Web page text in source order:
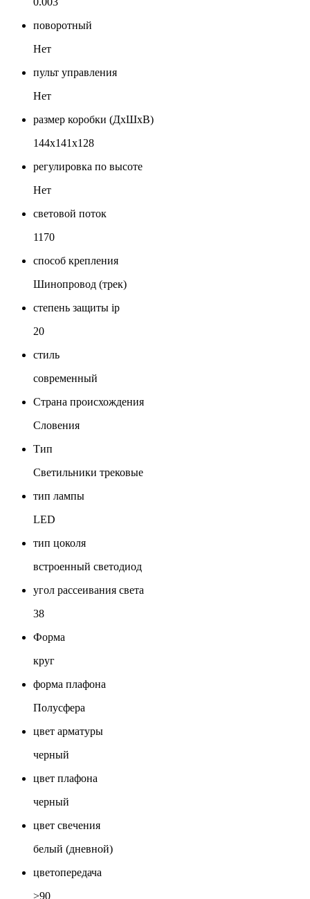
поворотный
Нет
пульт управления
Нет
размер коробки (ДхШхВ)
144х141х128
регулировка по высоте
Нет
световой поток
1170
способ крепления
Шинопровод (трек)
степень защиты ip
20
стиль
современный
Страна происхождения
Словения
Тип
Светильники трековые
тип лампы
LED
тип цоколя
встроенный светодиод
угол рассеивания света
38
Форма
круг
форма плафона
Полусфера
цвет арматуры
черный
цвет плафона
черный
цвет свечения
белый (дневной)
цветопередача
>90